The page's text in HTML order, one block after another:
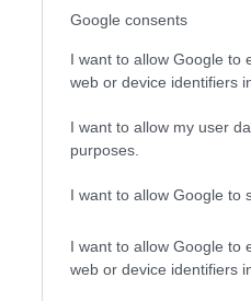
Google consents
I want to allow Google to
web or device identifiers
I want to allow my user
purposes.
I want to allow Google to
I want to allow Google to
web or device identifiers